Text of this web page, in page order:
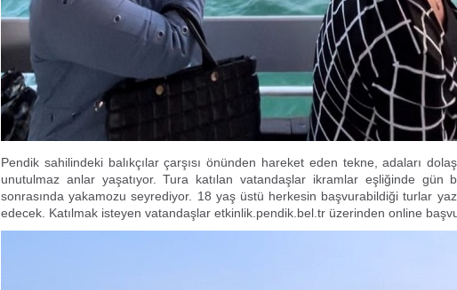
Pendik sahilindeki balıkçılar çarşısı önünden hareket eden tekne, adaları
unutulmaz anlar yaşatıyor. Tura katılan vatandaşlar ikramlar eşliğinde gün
sonrasında yakamozu seyrediyor. 18 yaş üstü herkesin başvurabildiği turlar
edecek. Katılmak isteyen vatandaşlar etkinlik.pendik.bel.tr üzerinden online